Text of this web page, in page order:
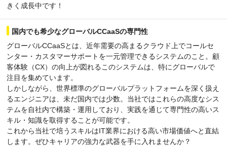
きく成長中です！
国内でも希少なグローバルCCaaSの専門性
グローバルCCaaSとは、近年需要の高まるクラウド上でコールセ
ンター・カスタマーサポートを一元管理できるシステムのこと。顧
客体験（CX）の向上が図れるこのシステムは、特にグローバルで
注目を集めています。
しかしながら、世界標準のグローバルプラットフォームを深く扱え
るエンジニアは、未だ国内では少数。当社ではこれらの高度なシス
テムを自社内で構築・運用しており、実践を通じて専門性の高いス
キル・知識を取得することが可能です。
これから当社で培うスキルはIT業界における高い市場価値へと直結
します。ぜひキャリアの強力な武器を手に入れませんか？